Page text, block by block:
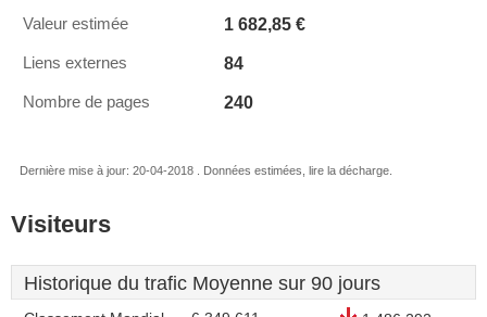
Valeur estimée 1 682,85 €
Liens externes 84
Nombre de pages 240
Dernière mise à jour: 20-04-2018 . Données estimées, lire la décharge.
Visiteurs
Historique du trafic Moyenne sur 90 jours